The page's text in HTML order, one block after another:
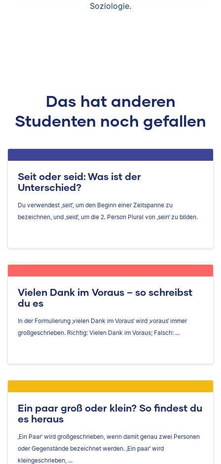
Soziologie.
Das hat anderen
Studenten noch gefallen
Seit oder seid: Was ist der
Unterschied?
Du verwendest ‚seit‘, um den Beginn einer Zeitspanne zu
bezeichnen, und ‚seid‘, um die 2. Person Plural von ‚sein‘ zu bilden.
Vielen Dank im Voraus – so schreibst
du es
In der Formulierung ‚vielen Dank im Voraus‘ wird ‚voraus‘ immer
großgeschrieben. Richtig: Vielen Dank im Voraus; Falsch: ...
Ein paar groß oder klein? So findest du
es heraus
‚Ein Paar‘ wird großgeschrieben, wenn damit genau zwei Personen
oder Gegenstände bezeichnet werden. ‚Ein paar‘ wird
kleingeschrieben, ...